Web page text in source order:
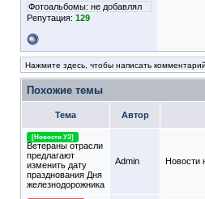
Фотоальбомы: не добавлял
Репутация: 129
Нажмите здесь, чтобы написать
Похожие темы
Тема Автор
[Новости УЗ]
Ветераны отрасли
предлагают
изменить дату
празднования Дня
железнодорожника
Admin Новости